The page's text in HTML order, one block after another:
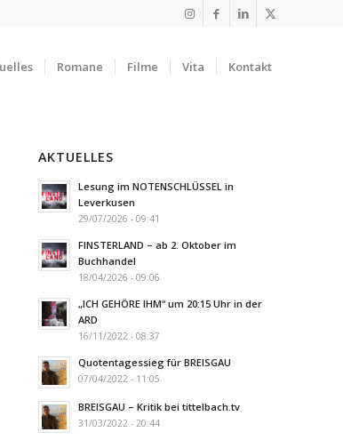
Romane Filme Vita Kontakt
AKTUELLES
Lesung im NOTENSCHLÜSSEL in
Leverkusen
29/07/2026 - 09:41
FINSTERLAND – ab 2. Oktober im
Buchhandel
18/04/2026 - 09:06
„ICH GEHÖRE IHM“ um 20:15 Uhr in der
ARD
16/11/2022 - 08:37
Quotentagessieg für BREISGAU
07/04/2022 - 11:05
BREISGAU – Kritik bei tittelbach.tv
31/03/2022 - 20:44